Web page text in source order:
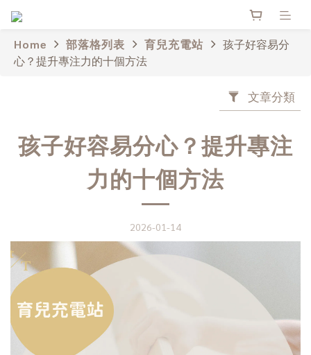
Home 部落格列表 育兒充電站
孩子好容易分
心？提升專注力的十個方法
文章分類
孩子好容易分心？提升專注
力的十個方法
2026-01-14